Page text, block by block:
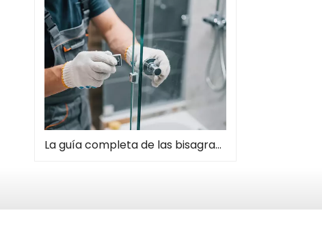
La guía completa de las bisagras de la puerta de la ducha: tipos, instalación y mantenimiento